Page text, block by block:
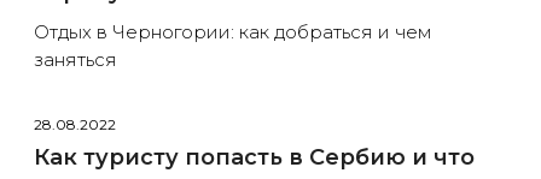
Отдых в Черногории: как добраться и чем
заняться
28.08.2022
Как туристу попасть в Сербию и что